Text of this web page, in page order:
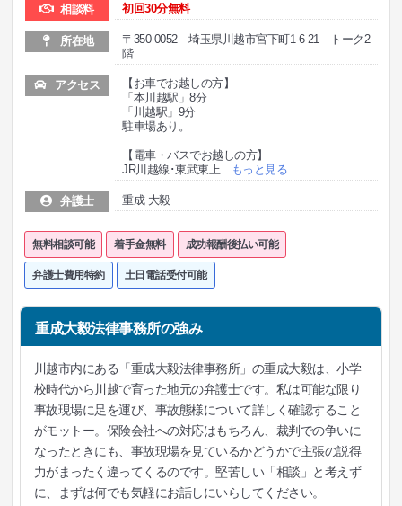
相談料 初回30分無料
所在地
〒350-0052 埼玉県川越市宮下町1-6-21 トーク2
階
アクセス
【お車でお越しの方】
「本川越駅」8分
「川越駅」9分
駐車場あり。
【電車・バスでお越しの方】
JR川越線･東武東上
もっと見る
弁護士 重成 大毅
無料相談可能 着手金無料 成功報酬後払い可能
弁護士費用特約 土日電話受付可能
重成大毅法律事務所の強み
川越市内にある「重成大毅法律事務所」の重成大毅は、小学
校時代から川越で育った地元の弁護士です。私は可能な限り
事故現場に足を運び、事故態様について詳しく確認すること
がモットー。保険会社への対応はもちろん、裁判での争いに
なったときにも、事故現場を見ているかどうかで主張の説得
力がまったく違ってくるのです。堅苦しい「相談」と考えず
に、まずは何でも気軽にお話しにいらしてください。